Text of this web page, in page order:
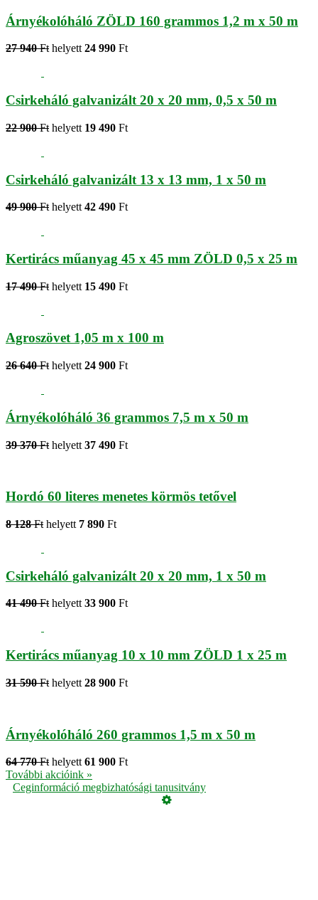
Árnyékolóháló ZÖLD 160 grammos 1,2 m x 50 m
27 940 Ft helyett 24 990 Ft
Csirkeháló galvanizált 20 x 20 mm, 0,5 x 50 m
22 900 Ft helyett 19 490 Ft
Csirkeháló galvanizált 13 x 13 mm, 1 x 50 m
49 900 Ft helyett 42 490 Ft
Kertirács műanyag 45 x 45 mm ZÖLD 0,5 x 25 m
17 490 Ft helyett 15 490 Ft
Agroszövet 1,05 m x 100 m
26 640 Ft helyett 24 900 Ft
Árnyékolóháló 36 grammos 7,5 m x 50 m
39 370 Ft helyett 37 490 Ft
Hordó 60 literes menetes körmös tetővel
8 128 Ft helyett 7 890 Ft
Csirkeháló galvanizált 20 x 20 mm, 1 x 50 m
41 490 Fthelyett33 900 Ft
Kertirács műanyag 10 x 10 mm ZÖLD 1 x 25 m
31 590 Ft helyett 28 900 Ft
Árnyékolóháló 260 grammos 1,5 m x 50 m
64 770 Ft helyett 61 900 Ft
További akcióink »
Ceginformáció megbizhatósági tanusitvány